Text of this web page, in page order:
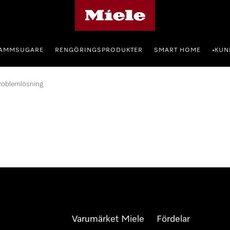
RENGÖRINGSPRODUKTER SMART HOME •
Varumärket Miele Fördelar